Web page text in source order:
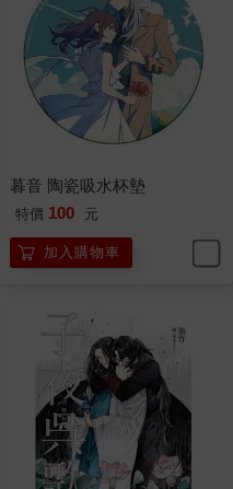
口應了一聲。
音把臉藏在絨毛兔子的後
沒有給爸爸打電話，爸爸要
重要的事要辦，所以要妳和
地圖，「妳忘了妳爸爸說過
很快就會回來了。」暮音低
埋到了絨毛兔子裡，聲音聽
，視線看著前方終於開始移
會來接妳。」
有濕氣浮上了眼眶，「爸爸
去好找一點的地方喔！爸爸
久的。」
暮音 陶瓷吸水杯墊
特價 100 元
加入購物車